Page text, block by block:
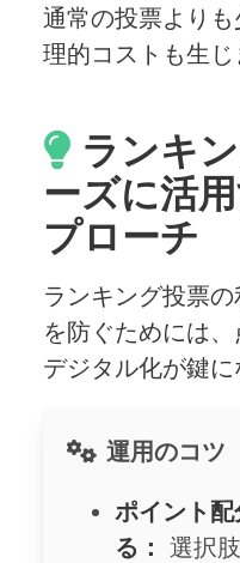
通常の投票より
理的コストも生じ
ランキ
ーズに活
プローチ
ランキング投票
を防ぐためには
デジタル化が鍵に
運用のコツ
ポイント
る： 選択